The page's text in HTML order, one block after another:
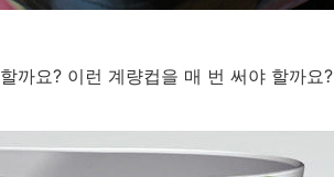
까요? 이런 계량컵을 매 번 써야 할까요?